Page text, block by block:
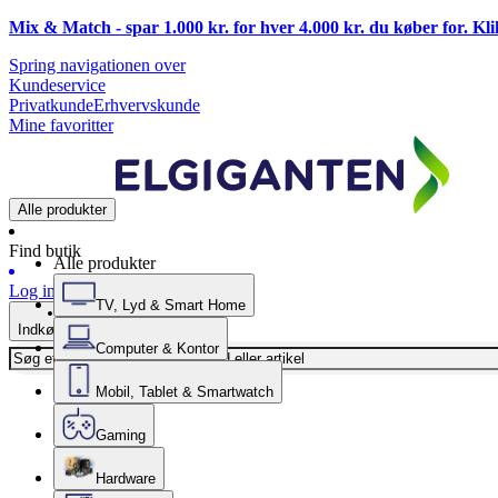
Mix & Match - spar 1.000 kr. for hver 4.000 kr. du køber for.
Spring navigationen over
Kundeservice
PrivatkundeErhvervskunde
Mine favoritter
Alle produkter
Find butik
Log ind
Indkøbskurv
Alle produkter
TV, Lyd & Smart Home
Computer & Kontor
Mobil, Tablet & Smartwatch
Gaming
Hardware